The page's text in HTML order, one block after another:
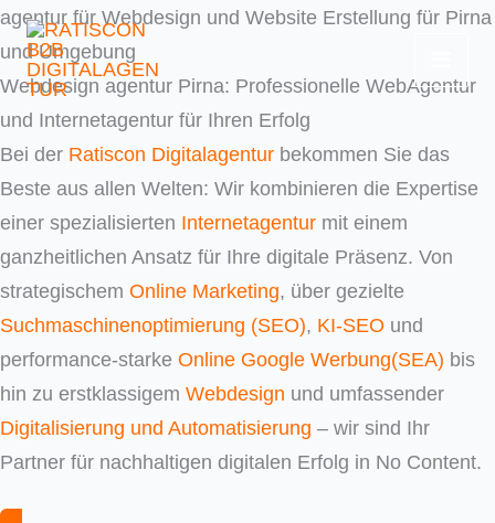
Skip
to
content
agentur für Webdesign und Website Erstellung für Pirna
und Umgebung
Webdesign agentur Pirna: Professionelle WebAgentur
und Internetagentur für Ihren Erfolg
Bei der Ratiscon Digitalagentur bekommen Sie das
Beste aus allen Welten: Wir kombinieren die Expertise
einer spezialisierten Internetagentur mit einem
ganzheitlichen Ansatz für Ihre digitale Präsenz. Von
strategischem Online Marketing, über gezielte
Suchmaschinenoptimierung (SEO), KI-SEO und
performance-starke Online Google Werbung(SEA) bis
hin zu erstklassigem Webdesign und umfassender
Digitalisierung und Automatisierung – wir sind Ihr
Partner für nachhaltigen digitalen Erfolg in No Content.